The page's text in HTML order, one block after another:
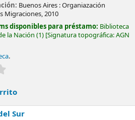
Buenos Aires :Organiazación
Migraciones,2010
disponibles para préstamo: Biblioteca
la Nación (1) Signatura topográfica:AGN
.
Sur